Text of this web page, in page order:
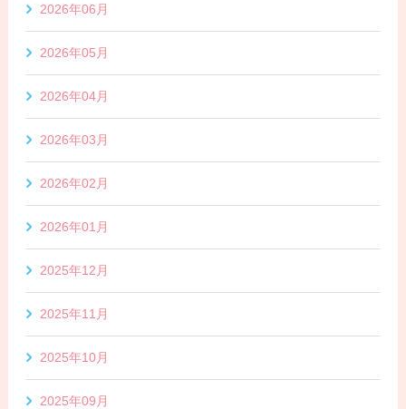
2026年06月
2026年05月
2026年04月
2026年03月
2026年02月
2026年01月
2025年12月
2025年11月
2025年10月
2025年09月